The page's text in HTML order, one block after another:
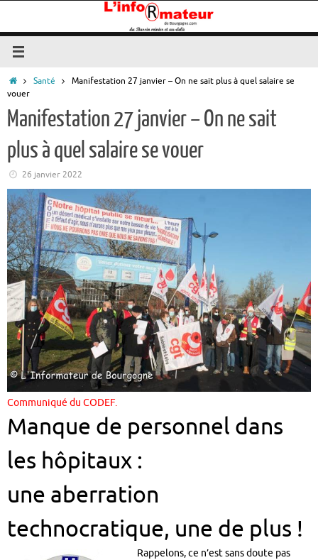
contenu
Accueil
Santé
Manifestation 27 janvier – On ne sait plus à quel salaire se
vouer
Manifestation 27 janvier – On ne sait
plus à quel salaire se vouer
26 janvier 2022
Communiqué du CODEF.
Manque de personnel dans
les hôpitaux :
une aberration
technocratique, une de plus !
Rappelons, ce n’est sans doute pas